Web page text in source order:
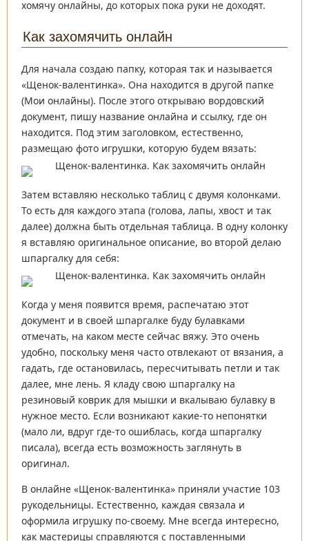
хомячу онлайны, до которых пока руки не доходят.
Как захомячить онлайн
Для начала создаю папку, которая так и называется
«Щенок-валентинка». Она находится в другой папке
(Мои онлайны). После этого открываю вордовский
документ, пишу название онлайна и ссылку, где он
находится. Под этим заголовком, естественно,
размещаю фото игрушки, которую будем вязать:
Затем вставляю несколько таблиц с двумя колонками.
То есть для каждого этапа (голова, лапы, хвост и так
далее) должна быть отдельная таблица. В одну колонку
я вставляю оригинальное описание, во второй делаю
шпаргалку для себя:
Когда у меня появится время, распечатаю этот
документ и в своей шпаргалке буду булавками
отмечать, на каком месте сейчас вяжу. Это очень
удобно, поскольку меня часто отвлекают от вязания, а
гадать, где остановилась, пересчитывать петли и так
далее, мне лень. Я кладу свою шпаргалку на
резиновый коврик для мышки и вкалываю булавку в
нужное место. Если возникают какие-то непонятки
(мало ли, вдруг где-то ошиблась, когда шпаргалку
писала), всегда есть возможность заглянуть в
оригинал.
В онлайне «Щенок-валентинка» приняли участие 103
рукодельницы. Естественно, каждая связала и
оформила игрушку по-своему. Мне всегда интересно,
как мастерицы справляются с поставленными